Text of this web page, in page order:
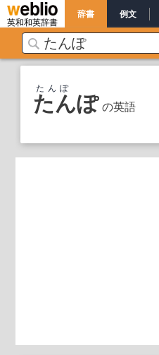
英和和英辞書
辞書 例文
たんぽ の英語
たんぽ